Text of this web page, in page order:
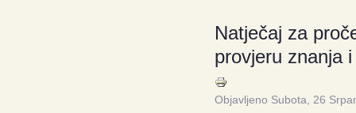
Natječaj za
provjeru znanja
Objavljeno Subota, 26